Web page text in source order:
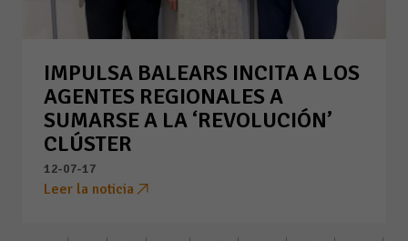
IMPULSA BALEARS INCITA A LOS
AGENTES REGIONALES A
SUMARSE A LA ‘REVOLUCIÓN’
CLÚSTER
12-07-17
Leer la noticia